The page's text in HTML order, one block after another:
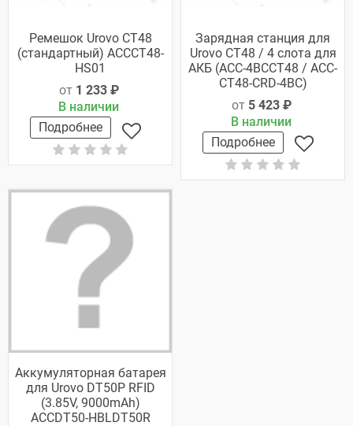
Ремешок Urovo СT48
(стандартный) ACCCT48-
HS01
от 1 233 ₽
В наличии
Подробнее
Зарядная станция для
Urovo CT48 / 4 слота для
АКБ (ACC-4BCCT48 / ACC-
CT48-CRD-4BC)
от 5 423 ₽
В наличии
Подробнее
Аккумуляторная батарея
для Urovo DT50P RFID
(3.85V, 9000mAh)
ACCDT50-HBLDT50R